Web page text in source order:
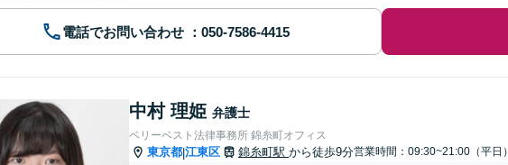
電話でお問い合わせ
中村 理姫 弁護士
ベリーベスト法律事務所 錦糸町オフィス
東京都|江東区 錦糸町駅 から徒歩9分営業時間：09:30~21:00（平日）